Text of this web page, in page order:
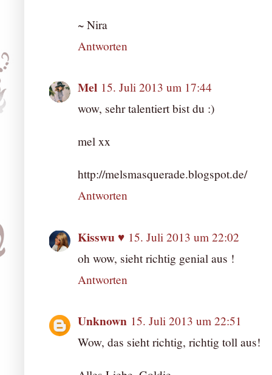
~ Nira
Antworten
Mel 15. Juli 2013 um 17:44
wow, sehr talentiert bist du :)
mel xx
http://melsmasquerade.blogspot.de/
Antworten
Kisswu ♥ 15. Juli 2013 um 22:02
oh wow, sieht richtig genial aus !
Antworten
Unknown 15. Juli 2013 um 22:51
Wow, das sieht richtig, richtig toll aus!